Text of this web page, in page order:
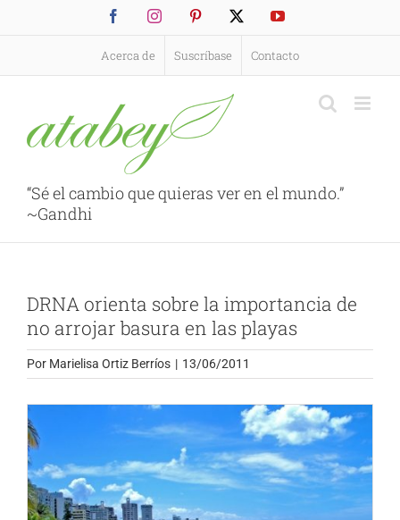
FacebookInstagramPinterest YouTube
Acerca de Suscríbase Contacto
“Sé el cambio que quieras ver en el mundo.”
~Gandhi
DRNA orienta sobre la importancia de
no arrojar basura en las playas
Por Marielisa Ortiz Berríos | 13/06/2011